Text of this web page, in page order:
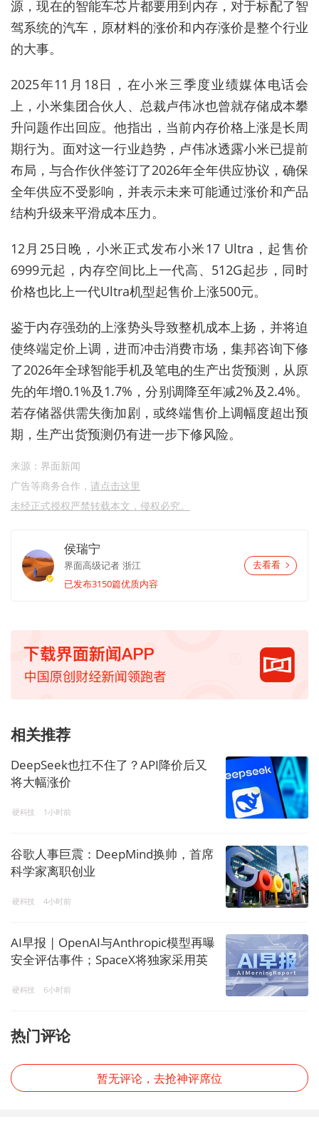
源，现在的智能车芯片都要用到内存，对于标配了智
驾系统的汽车，原材料的涨价和内存涨价是整个行业
的大事。
2025年11月18日，在小米三季度业绩媒体电话会
上，小米集团合伙人、总裁卢伟冰也曾就存储成本攀
升问题作出回应。他指出，当前内存价格上涨是长周
期行为。面对这一行业趋势，卢伟冰透露小米已提前
布局，与合作伙伴签订了2026年全年供应协议，确保
全年供应不受影响，并表示未来可能通过涨价和产品
结构升级来平滑成本压力。
12月25日晚，小米正式发布小米17 Ultra，起售价
6999元起，内存空间比上一代高、512G起步，同时
价格也比上一代Ultra机型起售价上涨500元。
鉴于内存强劲的上涨势头导致整机成本上扬 ， 并将迫
使终端定价上调，进而冲击消费市场 ，集邦咨询下修
了2026年全球智能手机及笔电的生产出货预测，从原
先的年增0.1%及1.7%，分别调降至年减2%及2.4%。
若存储器供需失衡加剧，或终端售价上调幅度超出预
期，生产出货预测仍有进一步下修风险。
来源：界面新闻
广告等商务合作， 请点击这里
未经正式授权严禁转载本文，侵权必究。
侯瑞宁
界面高级记者 浙江
已发布3150篇优质内容
去看看
相关推荐
DeepSeek也扛不住了？API降价后又
将大幅涨价
硬科技 1小时前
谷歌人事巨震：DeepMind换帅，首席
科学家离职创业
硬科技 4小时前
AI早报 | OpenAI与Anthropic模型再曝
安全评估事件；SpaceX将独家采用英
心
硬科技 6小时前
热门评论
暂无评论，去抢神评席位